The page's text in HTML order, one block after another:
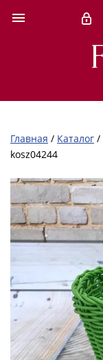
Главная / Каталог /
kosz04244